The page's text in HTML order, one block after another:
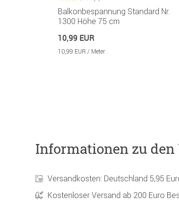
Balkonbespannung Standard Nr.
1300 Höhe 75 cm
10,99 EUR
10,99 EUR / Meter
Informationen zu den
Versandkosten: Deutschland 5,95
Kostenloser Versand ab 200 Euro